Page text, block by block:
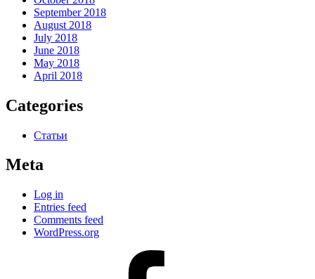
September 2018
August 2018
July 2018
June 2018
May 2018
April 2018
Categories
Статьи
Meta
Log in
Entries feed
Comments feed
WordPress.org